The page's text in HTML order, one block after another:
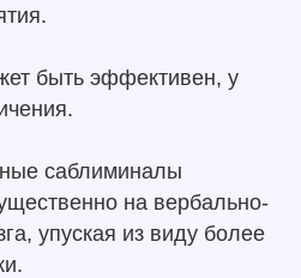
быть эффективен, у
саблиминалы
на вербально-
упуская из виду более